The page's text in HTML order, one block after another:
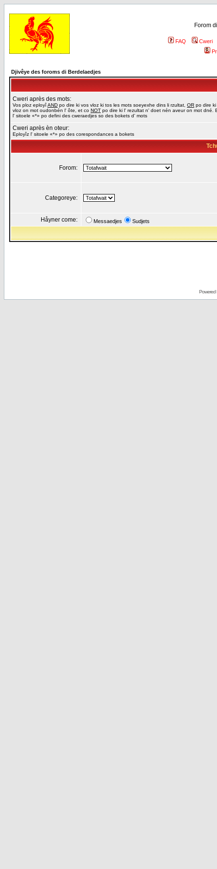
Forom
FAQ
Cweri
Djivêye des foroms di Berdelaedjes
Cweri après des mots:
Vos ploz eployîAND po dire ki vos vloz ki tos les mots soeyexhe dins li rzultat, OR po dire ki
vloz on mot oudonbén l' ôte, et co NOT po dire ki l' rezultat n' doet nén aveur on mot dné.
l' sitoele «*» po defini des cweraedjes so des bokets d' mots
Cweri après èn oteur:
Eployîz l' sitoele «*» po des corespondances a bokets
Forom:
Categoreye:
Håyner come: Messaedjes Sudjets
Powered